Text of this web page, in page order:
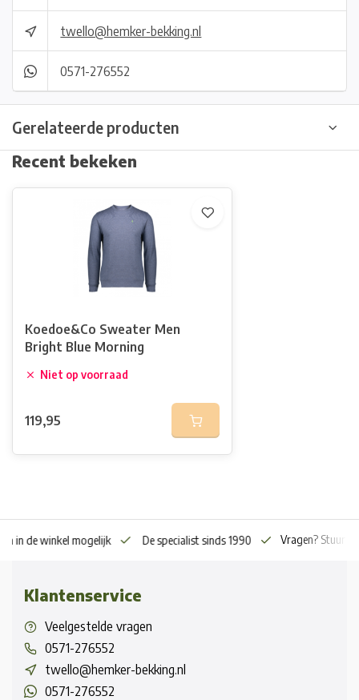
twello@hemker-bekking.nl
0571-276552
Gerelateerde producten
Recent bekeken
Koedoe&Co Sweater Men
Bright Blue Morning
Niet op voorraad
119,95
in de winkel mogelijk De specialist sinds 1990 Vragen? Stuur
Klantenservice
Veelgestelde vragen
0571-276552
twello@hemker-bekking.nl
0571-276552